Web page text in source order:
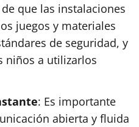
que las instalaciones
juegos y materiales
de seguridad, y
niños a utilizarlos
: Es importante
abierta y fluida